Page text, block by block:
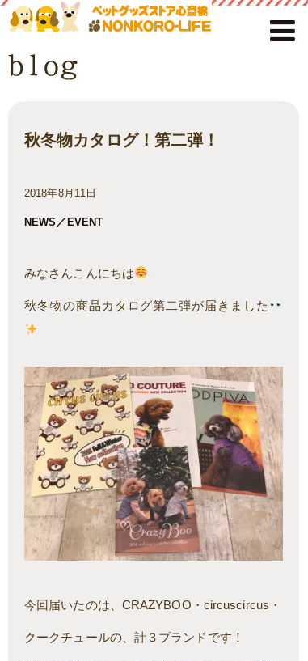
秋冬物カタログ！第二弾！
2018年8月11日
NEWS／EVENT
みなさんこんにちは
秋冬物の商品カタログ第二弾が届きました
今回届いたのは、CRAZYBOO・circuscircus・
クークチュールの、計３ブランドです！